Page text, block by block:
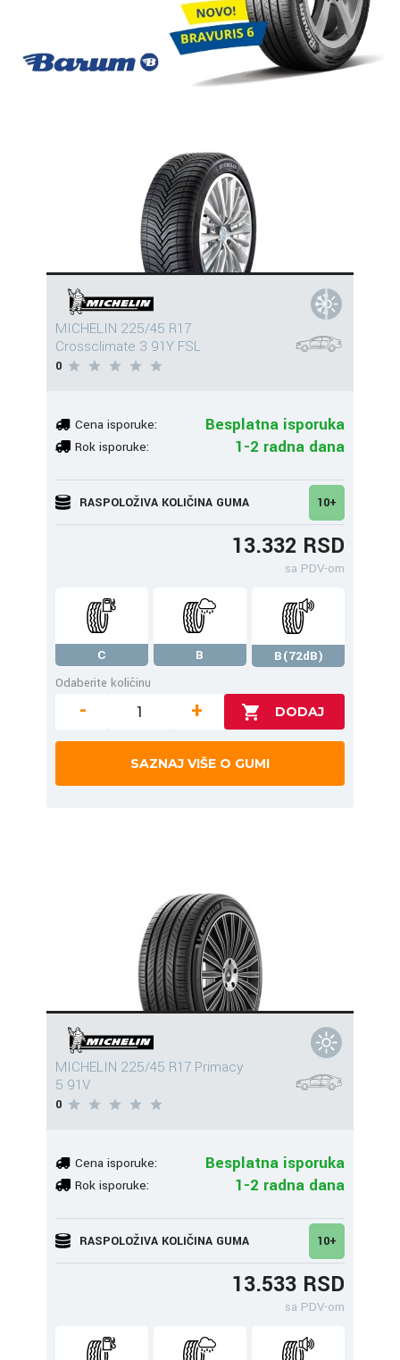
MICHELIN 225/45 R17
Crossclimate 3 91Y FSL
0
Cena isporuke: Besplatna isporuka
Rok isporuke: 1-2 radna dana
RASPOLOŽIVA KOLIČINA GUMA 10+
13.332 RSD
sa PDV-om
C B
B(72dB)
Odaberite količinu
- +
SAZNAJ VIŠE O GUMI
MICHELIN 225/45 R17 Primacy
5 91V
0
Cena isporuke: Besplatna isporuka
Rok isporuke: 1-2 radna dana
RASPOLOŽIVA KOLIČINA GUMA 10+
13.533 RSD
sa PDV-om